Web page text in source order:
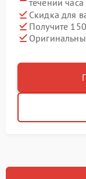
течении часа
Скидка для
Получите